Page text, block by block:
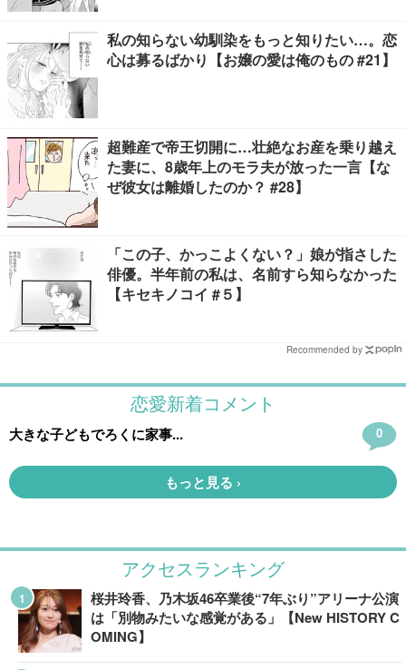
私の知らない幼馴染をもっと知りたい…。恋
心は募るばかり【お嬢の愛は俺のもの #21】
超難産で帝王切開に…壮絶なお産を乗り越え
た妻に、8歳年上のモラ夫が放った一言【な
ぜ彼女は離婚したのか？ #28】
「この子、かっこよくない？」娘が指さした
俳優。半年前の私は、名前すら知らなかった
【キセキノコイ #５】
Recommended by
アクセスランキング
桜井玲香、乃木坂46卒業後“7年ぶり”アリーナ公演
は「別物みたいな感覚がある」【New HISTORY C
OMING】